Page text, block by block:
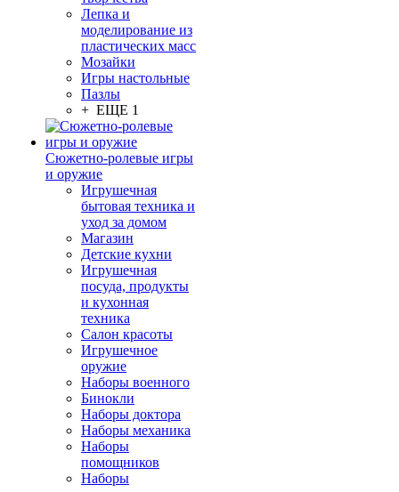
Лепка и
моделирование из
пластических масс
Мозайки
Игры настольные
Пазлы
+ ЕЩЕ 1
Сюжетно-ролевые игры
и оружие
Игрушечная
бытовая техника и
уход за домом
Магазин
Детские кухни
Игрушечная
посуда, продукты
и кухонная
техника
Салон красоты
Игрушечное
оружие
Наборы военного
Бинокли
Наборы доктора
Наборы механика
Наборы
помощников
Наборы